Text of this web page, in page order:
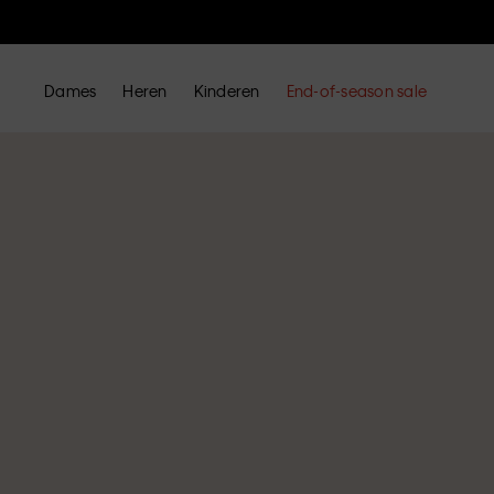
Dames Heren Kinderen End-of-season sale